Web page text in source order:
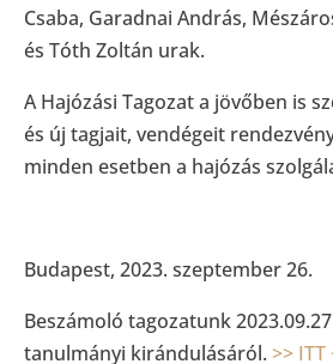
Csaba, Garadnai András,
és Tóth Zoltán urak.
A Hajózási Tagozat a jövőben is
és új tagjait, vendégeit
minden esetben a hajózás
Budapest, 2023. szeptember 26.
Beszámoló tagozatunk
tanulmányi kirándulásáról. >> ITT